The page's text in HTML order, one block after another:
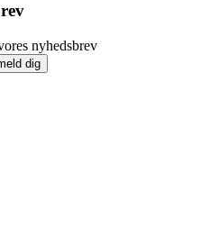
nyhedsbrev
dig